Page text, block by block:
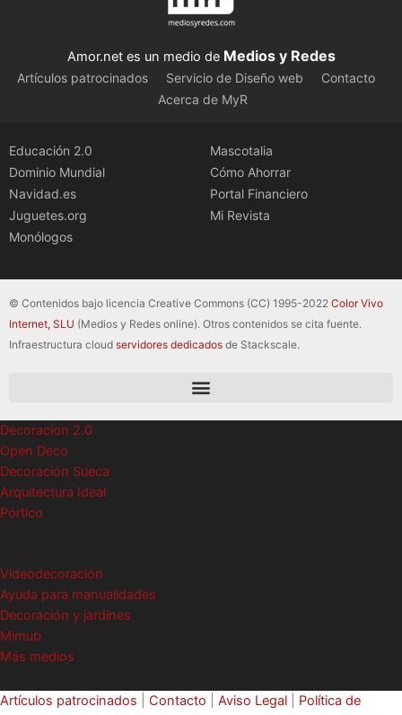
Amor.net es un medio de Medios y Redes
Artículos patrocinados Servicio de Diseño web
Contacto
Acerca de MyR
Educación 2.0
Dominio Mundial
Navidad.es
Juguetes.org
Monólogos
Mascotalia
Cómo Ahorrar
Portal Financiero
Mi Revista
© Contenidos bajo licencia Creative Commons (CC) 1995-2022 Color Vivo
Internet, SLU (Medios y Redes online). Otros contenidos se cita fuente.
Infraestructura cloud servidores dedicados de Stackscale.
Decoracion 2.0
Open Deco
Decoración Sueca
Arquitectura Ideal
Pórtico
Videodecoración
Ayuda para manualidades
Decoración y jardines
Mimub
Más medios
Artículos patrocinados Contacto Aviso Legal
Política de